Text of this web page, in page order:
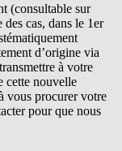
(consultable sur
cas, dans le 1er
d’origine via
à votre
cette nouvelle
vous procurer votre
pour que nous